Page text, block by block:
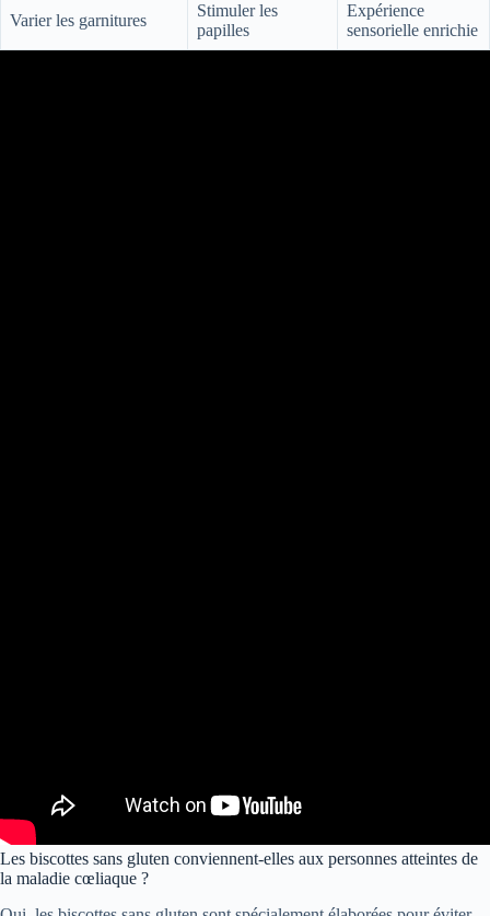
Varier les garnitures
Stimuler les
papilles
Expérience
sensorielle enrichie
Les biscottes sans gluten conviennent-elles aux personnes atteintes de
la maladie cœliaque ?